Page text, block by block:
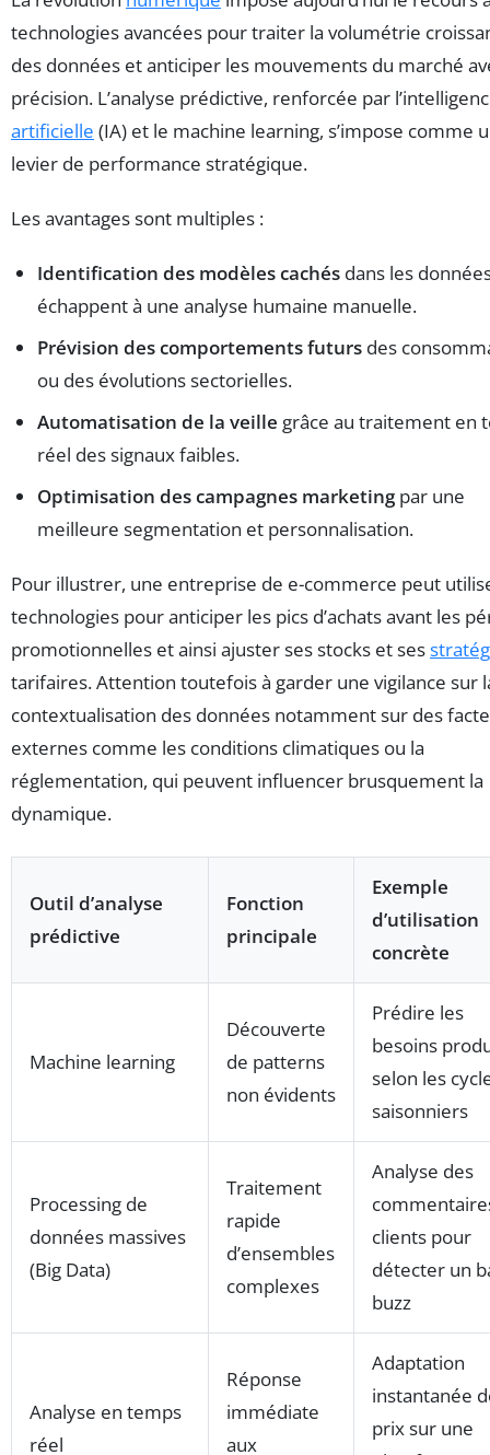
technologies avancées pour traiter la volumétrie
des données et anticiper les mouvements du marché
précision. L’analyse prédictive, renforcée par
artificielle (IA) et le machine learning, s’impose comme
levier de performance stratégique.
Les avantages sont multiples :
Identification des modèles cachés dans les
échappent à une analyse humaine manuelle.
Prévision des comportements futurs des
ou des évolutions sectorielles.
Automatisation de la veille grâce au traitement en
réel des signaux faibles.
Optimisation des campagnes marketingpar une
meilleure segmentation et personnalisation.
Pour illustrer, une entreprise de e-commerce peut
technologies pour anticiper les pics d’achats avant les
promotionnelles et ainsi ajuster ses stocks et ses
tarifaires. Attention toutefois à garder une vigilance sur
contextualisation des données notamment sur des
externes comme les conditions climatiques ou la
réglementation, qui peuvent influencer brusquement la
dynamique.
Outil d’analyse
prédictive
Fonction
principale
Exemple
d’utilisation
concrète
Machine learning
Découverte
de patterns
non évidents
Prédire les
besoins
selon les
saisonniers
Processing de
données massives
(Big Data)
Traitement
rapide
d’ensembles
complexes
Analyse des
clients pour
détecter un
buzz
Analyse en temps
réel
Réponse
immédiate
aux
Adaptation
instantanée
prix sur une